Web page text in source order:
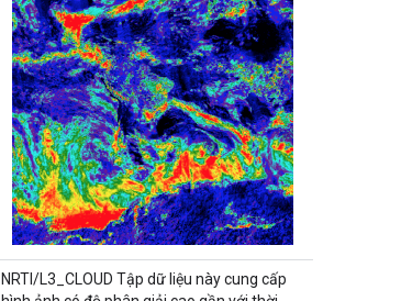
NRTI/L3_CLOUD Tập dữ liệu này cung cấp